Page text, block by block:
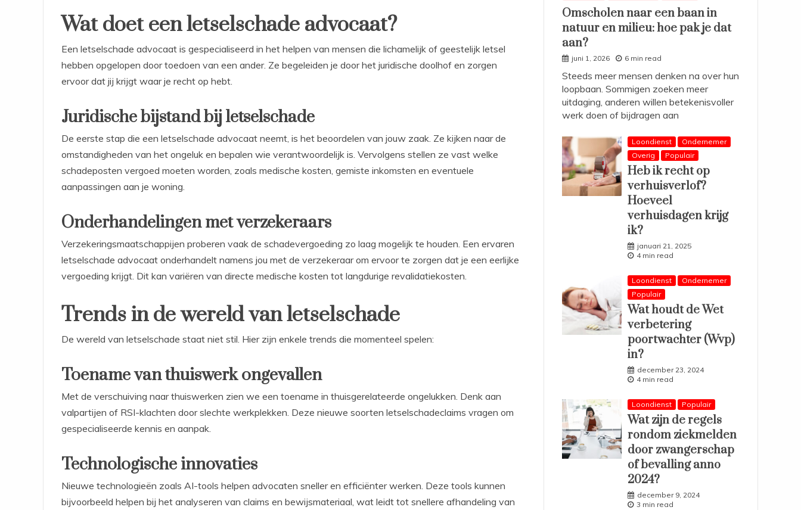
Wat doet een letselschade advocaat?
Een letselschade advocaat is gespecialiseerd in het helpen van mensen die lichamelijk of geestelijk letsel
hebben opgelopen door toedoen van een ander. Ze begeleiden je door het juridische doolhof en zorgen
ervoor dat jij krijgt waar je recht op hebt.
Juridische bijstand bij letselschade
De eerste stap die een letselschade advocaat neemt, is het beoordelen van jouw zaak. Ze kijken naar de
omstandigheden van het ongeluk en bepalen wie verantwoordelijk is. Vervolgens stellen ze vast welke
schadeposten vergoed moeten worden, zoals medische kosten, gemiste inkomsten en eventuele
aanpassingen aan je woning.
Onderhandelingen met verzekeraars
Verzekeringsmaatschappijen proberen vaak de schadevergoeding zo laag mogelijk te houden. Een ervaren
letselschade advocaat onderhandelt namens jou met de verzekeraar om ervoor te zorgen dat je een eerlijke
vergoeding krijgt. Dit kan variëren van directe medische kosten tot langdurige revalidatiekosten.
Trends in de wereld van letselschade
De wereld van letselschade staat niet stil. Hier zijn enkele trends die momenteel spelen:
Toename van thuiswerk ongevallen
Met de verschuiving naar thuiswerken zien we een toename in thuisgerelateerde ongelukken. Denk aan
valpartijen of RSI-klachten door slechte werkplekken. Deze nieuwe soorten letselschadeclaims vragen om
gespecialiseerde kennis en aanpak.
Technologische innovaties
Nieuwe technologieën zoals AI-tools helpen advocaten sneller en efficiënter werken. Deze tools kunnen
bijvoorbeeld helpen bij het analyseren van claims en bewijsmateriaal, wat leidt tot snellere afhandeling van
Omscholen naar een baan in
natuur en milieu: hoe pak je dat
aan?
juni 1, 2026 6 min read
Steeds meer mensen denken na over hun
loopbaan. Sommigen zoeken meer
uitdaging, anderen willen betekenisvoller
werk doen of bijdragen aan
Loondienst
Ondernemer
Overig
Populair
Heb ik recht op
verhuisverlof?
Hoeveel
verhuisdagen krijg
ik?
januari 21, 2025
4 min read
Loondienst
Ondernemer
Populair
Wat houdt de Wet
verbetering
poortwachter (Wvp)
in?
december 23, 2024
4 min read
Loondienst Populair
Wat zijn de regels
rondom ziekmelden
door zwangerschap
of bevalling anno
2024?
december 9, 2024
3 min read